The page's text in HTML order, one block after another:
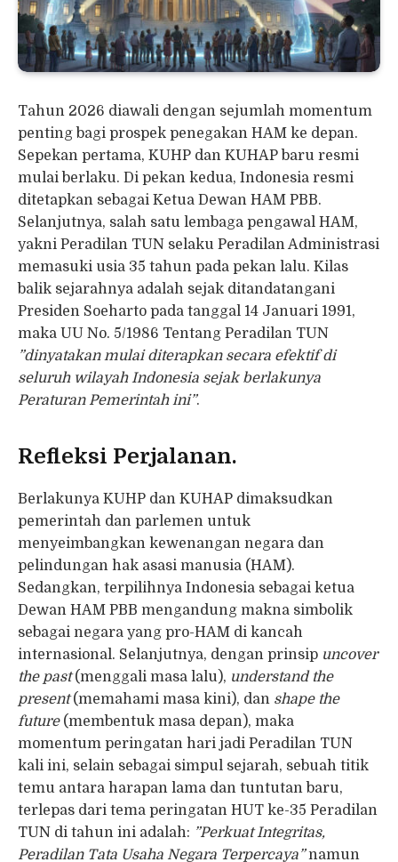
Tahun 2026 diawali dengan sejumlah momentum
penting bagi prospek penegakan HAM ke depan.
Sepekan pertama, KUHP dan KUHAP baru resmi
mulai berlaku. Di pekan kedua, Indonesia resmi
ditetapkan sebagai Ketua Dewan HAM PBB.
Selanjutnya, salah satu lembaga pengawal HAM,
yakni Peradilan TUN selaku Peradilan Administrasi
memasuki usia 35 tahun pada pekan lalu. Kilas
balik sejarahnya adalah sejak ditandatangani
Presiden Soeharto pada tanggal 14 Januari 1991,
maka UU No. 5/1986 Tentang Peradilan TUN
”dinyatakan mulai diterapkan secara efektif di
seluruh wilayah Indonesia sejak berlakunya
Peraturan Pemerintah ini”.
Refleksi Perjalanan.
Berlakunya KUHP dan KUHAP dimaksudkan
pemerintah dan parlemen untuk
menyeimbangkan kewenangan negara dan
pelindungan hak asasi manusia (HAM).
Sedangkan, terpilihnya Indonesia sebagai ketua
Dewan HAM PBB mengandung makna simbolik
sebagai negara yang pro-HAM di kancah
internasional. Selanjutnya, dengan prinsip uncover
the past(menggali masa lalu), understand the
present(memahami masa kini), dan shape the
future(membentuk masa depan), maka
momentum peringatan hari jadi Peradilan TUN
kali ini, selain sebagai simpul sejarah, sebuah titik
temu antara harapan lama dan tuntutan baru,
terlepas dari tema peringatan HUT ke-35 Peradilan
TUN di tahun ini adalah: ”Perkuat Integritas,
Peradilan Tata Usaha Negara Terpercaya”namun